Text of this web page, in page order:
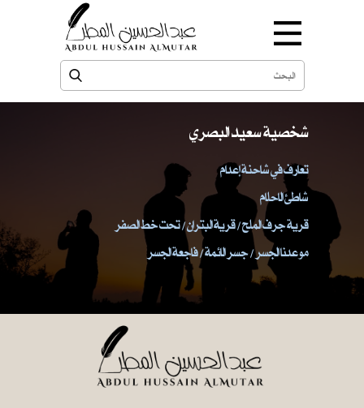
شخصية سعيد البصري
تعارف في شاحنة إعدام
شاطئ الاحلام
قرية جرف الملح / قرية البتران / تحت خط الصفر
موعدنا الجسر / جسر الائمة / فاجعة الجسر